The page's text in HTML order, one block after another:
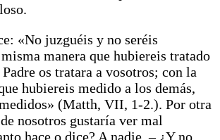
«No juzguéis y no seréis
manera que hubiereis tratado
os tratara a vosotros; con la
hubiereis medido a los demás,
(Matth, VII, 1-2.). Por otra
nosotros gustaría ver mal
hace o dice? A nadie. – ¿Y no